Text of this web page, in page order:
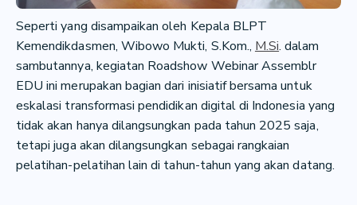
Seperti yang disampaikan oleh Kepala BLPT
Kemendikdasmen, Wibowo Mukti, S.Kom., M.Si. dalam
sambutannya, kegiatan Roadshow Webinar Assemblr
EDU ini merupakan bagian dari inisiatif bersama untuk
eskalasi transformasi pendidikan digital di Indonesia yang
tidak akan hanya dilangsungkan pada tahun 2025 saja,
tetapi juga akan dilangsungkan sebagai rangkaian
pelatihan-pelatihan lain di tahun-tahun yang akan datang.